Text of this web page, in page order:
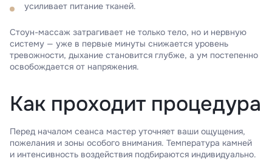
усиливает питание тканей.
Стоун-массаж затрагивает не только тело, но и нервную
систему — уже в первые минуты снижается уровень
тревожности, дыхание становится глубже, а ум постепенно
освобождается от напряжения.
Как проходит процедура
Перед началом сеанса мастер уточняет ваши ощущения,
пожелания и зоны особого внимания. Температура камней
и интенсивность воздействия подбираются индивидуально.